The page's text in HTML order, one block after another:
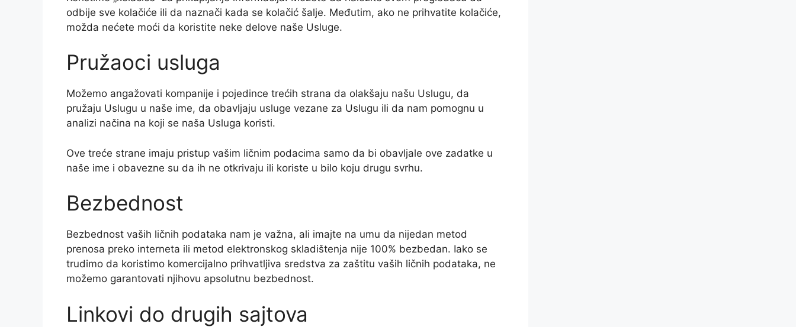
odbije sve kolačiće ili da naznači kada se kolačić šalje. Međutim, ako ne prihvatite kolačiće,
možda nećete moći da koristite neke delove naše Usluge.
Pružaoci usluga
Možemo angažovati kompanije i pojedince trećih strana da olakšaju našu Uslugu, da
pružaju Uslugu u naše ime, da obavljaju usluge vezane za Uslugu ili da nam pomognu u
analizi načina na koji se naša Usluga koristi.
Ove treće strane imaju pristup vašim ličnim podacima samo da bi obavljale ove zadatke u
naše ime i obavezne su da ih ne otkrivaju ili koriste u bilo koju drugu svrhu.
Bezbednost
Bezbednost vaših ličnih podataka nam je važna, ali imajte na umu da nijedan metod
prenosa preko interneta ili metod elektronskog skladištenja nije 100% bezbedan. Iako se
trudimo da koristimo komercijalno prihvatljiva sredstva za zaštitu vaših ličnih podataka, ne
možemo garantovati njihovu apsolutnu bezbednost.
Linkovi do drugih sajtova